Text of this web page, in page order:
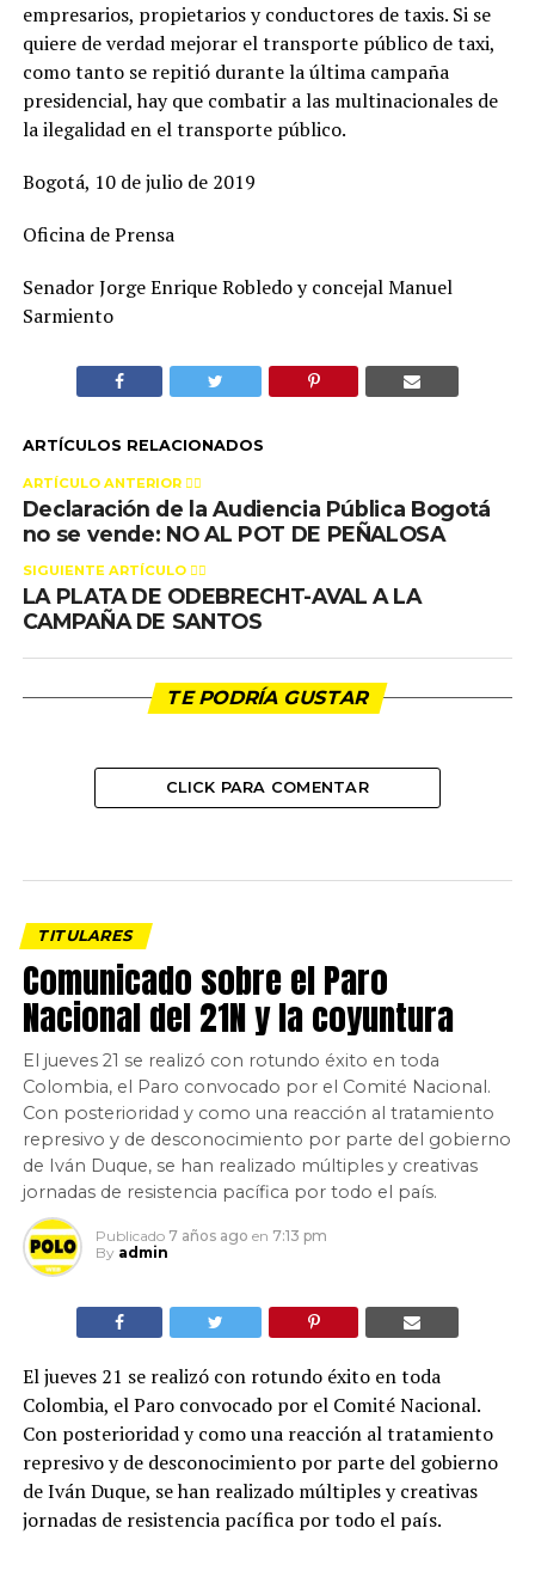
empresarios, propietarios y conductores de taxis. Si se
quiere de verdad mejorar el transporte público de taxi,
como tanto se repitió durante la última campaña
presidencial, hay que combatir a las multinacionales de
la ilegalidad en el transporte público.
Bogotá, 10 de julio de 2019
Oficina de Prensa
Senador Jorge Enrique Robledo y concejal Manuel
Sarmiento
ARTÍCULOS RELACIONADOS
ARTÍCULO ANTERIOR 👉🏻
Declaración de la Audiencia Pública Bogotá
no se vende: NO AL POT DE PEÑALOSA
SIGUIENTE ARTÍCULO 👈🏻
LA PLATA DE ODEBRECHT-AVAL A LA
CAMPAÑA DE SANTOS
TE PODRÍA GUSTAR
CLICK PARA COMENTAR
TITULARES
Comunicado sobre el Paro
Nacional del 21N y la coyuntura
El jueves 21 se realizó con rotundo éxito en toda
Colombia, el Paro convocado por el Comité Nacional.
Con posterioridad y como una reacción al tratamiento
represivo y de desconocimiento por parte del gobierno
de Iván Duque, se han realizado múltiples y creativas
jornadas de resistencia pacífica por todo el país.
Publicado 7 años ago en 7:13 pm
By admin
El jueves 21 se realizó con rotundo éxito en toda
Colombia, el Paro convocado por el Comité Nacional.
Con posterioridad y como una reacción al tratamiento
represivo y de desconocimiento por parte del gobierno
de Iván Duque, se han realizado múltiples y creativas
jornadas de resistencia pacífica por todo el país.